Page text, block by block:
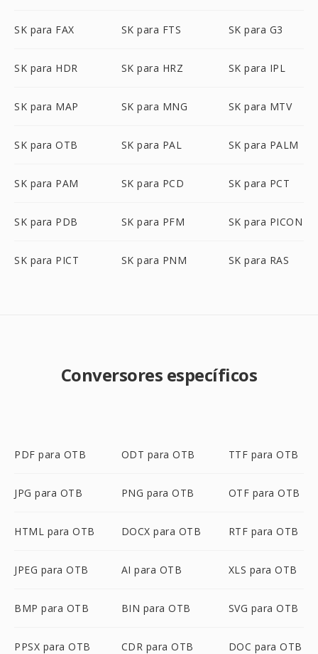
SK para FAX SK para FTS SK para G3
SK para HDR SK para HRZ SK para IPL
SK para MAP SK para MNG SK para MTV
SK para OTB SK para PAL SK para PALM
SK para PAM SK para PCD SK para PCT
SK para PDB SK para PFM SK para PICON
SK para PICT SK para PNM SK para RAS
Conversores específicos
PDF para OTB ODT para OTB TTF para OTB
JPG para OTB PNG para OTB OTF para OTB
HTML para OTB DOCX para OTB RTF para OTB
JPEG para OTB AI para OTB XLS para OTB
BMP para OTB BIN para OTB SVG para OTB
PPSX para OTB CDR para OTB DOC para OTB